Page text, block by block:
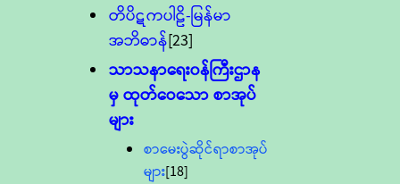
တိပိဋကပါဠိ-မြန်မာ
အဘိဓာန်[23]
သာသနာရေး၀န်ကြီးဌာန
မှ ထုတ်ဝေသော စာအုပ်
များ
စာမေးပွဲဆိုင်ရာစာအုပ်
များ[18]